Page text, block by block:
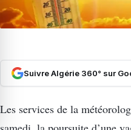
Suivre Algérie 360° sur
Les services de la